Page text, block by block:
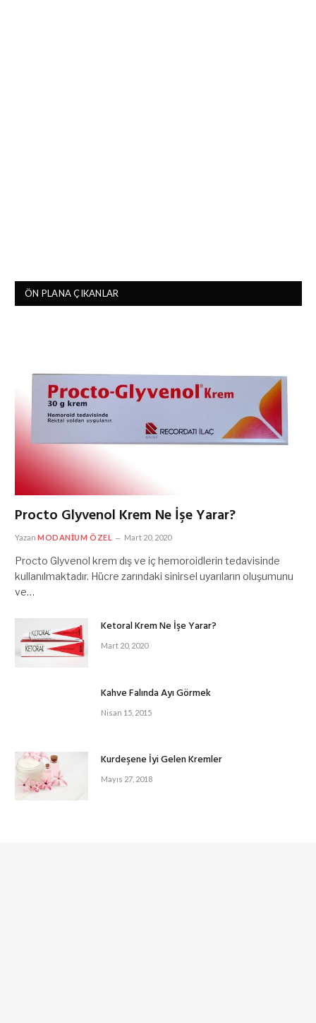
ÖN PLANA ÇIKANLAR
Procto Glyvenol Krem Ne İşe Yarar?
Yazan MODANIUM ÖZEL Mart 20, 2020
Procto Glyvenol krem dış ve iç hemoroidlerin tedavisinde
kullanılmaktadır. Hücre zarındaki sinirsel uyarıların oluşumunu
ve…
Ketoral Krem Ne İşe Yarar?
Mart 20, 2020
Kahve Falında Ayı Görmek
Nisan 15, 2015
Kurdeşene İyi Gelen Kremler
Mayıs 27, 2018